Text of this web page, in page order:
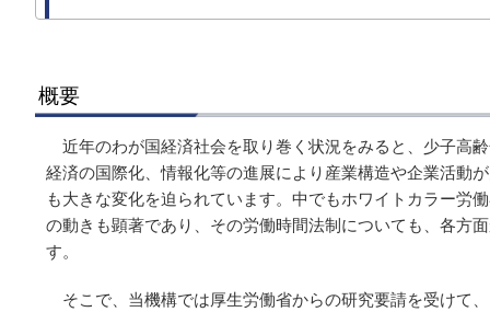
概要
近年のわが国経済社会を取り巻く状況をみると、少子高
経済の国際化、情報化等の進展により産業構造や企業活動
も大きな変化を迫られています。中でもホワイトカラー労
の動きも顕著であり、その労働時間法制についても、各方
す。
そこで、当機構では厚生労働省からの研究要請を受けて